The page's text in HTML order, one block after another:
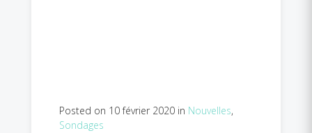
Posted on 10 février 2020 in Nouvelles,
Sondages